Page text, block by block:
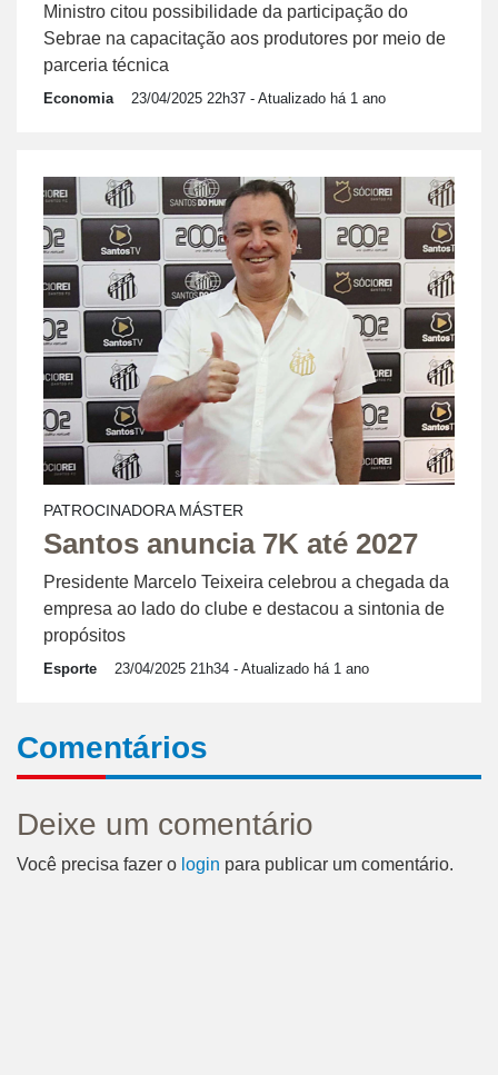
Ministro citou possibilidade da participação do
Sebrae na capacitação aos produtores por meio de
parceria técnica
Economia 23/04/2025 22h37 - Atualizado há 1 ano
PATROCINADORA MÁSTER
Santos anuncia 7K até 2027
Presidente Marcelo Teixeira celebrou a chegada da
empresa ao lado do clube e destacou a sintonia de
propósitos
Esporte 23/04/2025 21h34 - Atualizado há 1 ano
Comentários
Deixe um comentário
Você precisa fazer o login para publicar um comentário.